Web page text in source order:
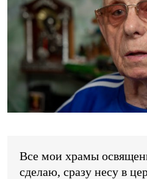
Все мои храмы
сделаю, сразу несу в